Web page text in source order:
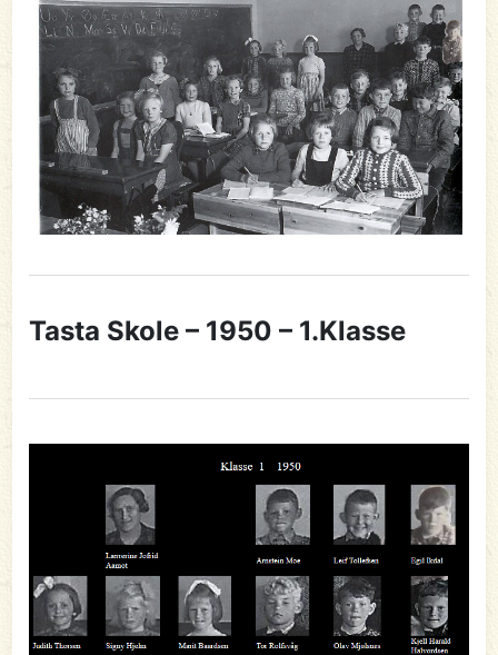
Tasta Skole – 1950 – 1.Klasse